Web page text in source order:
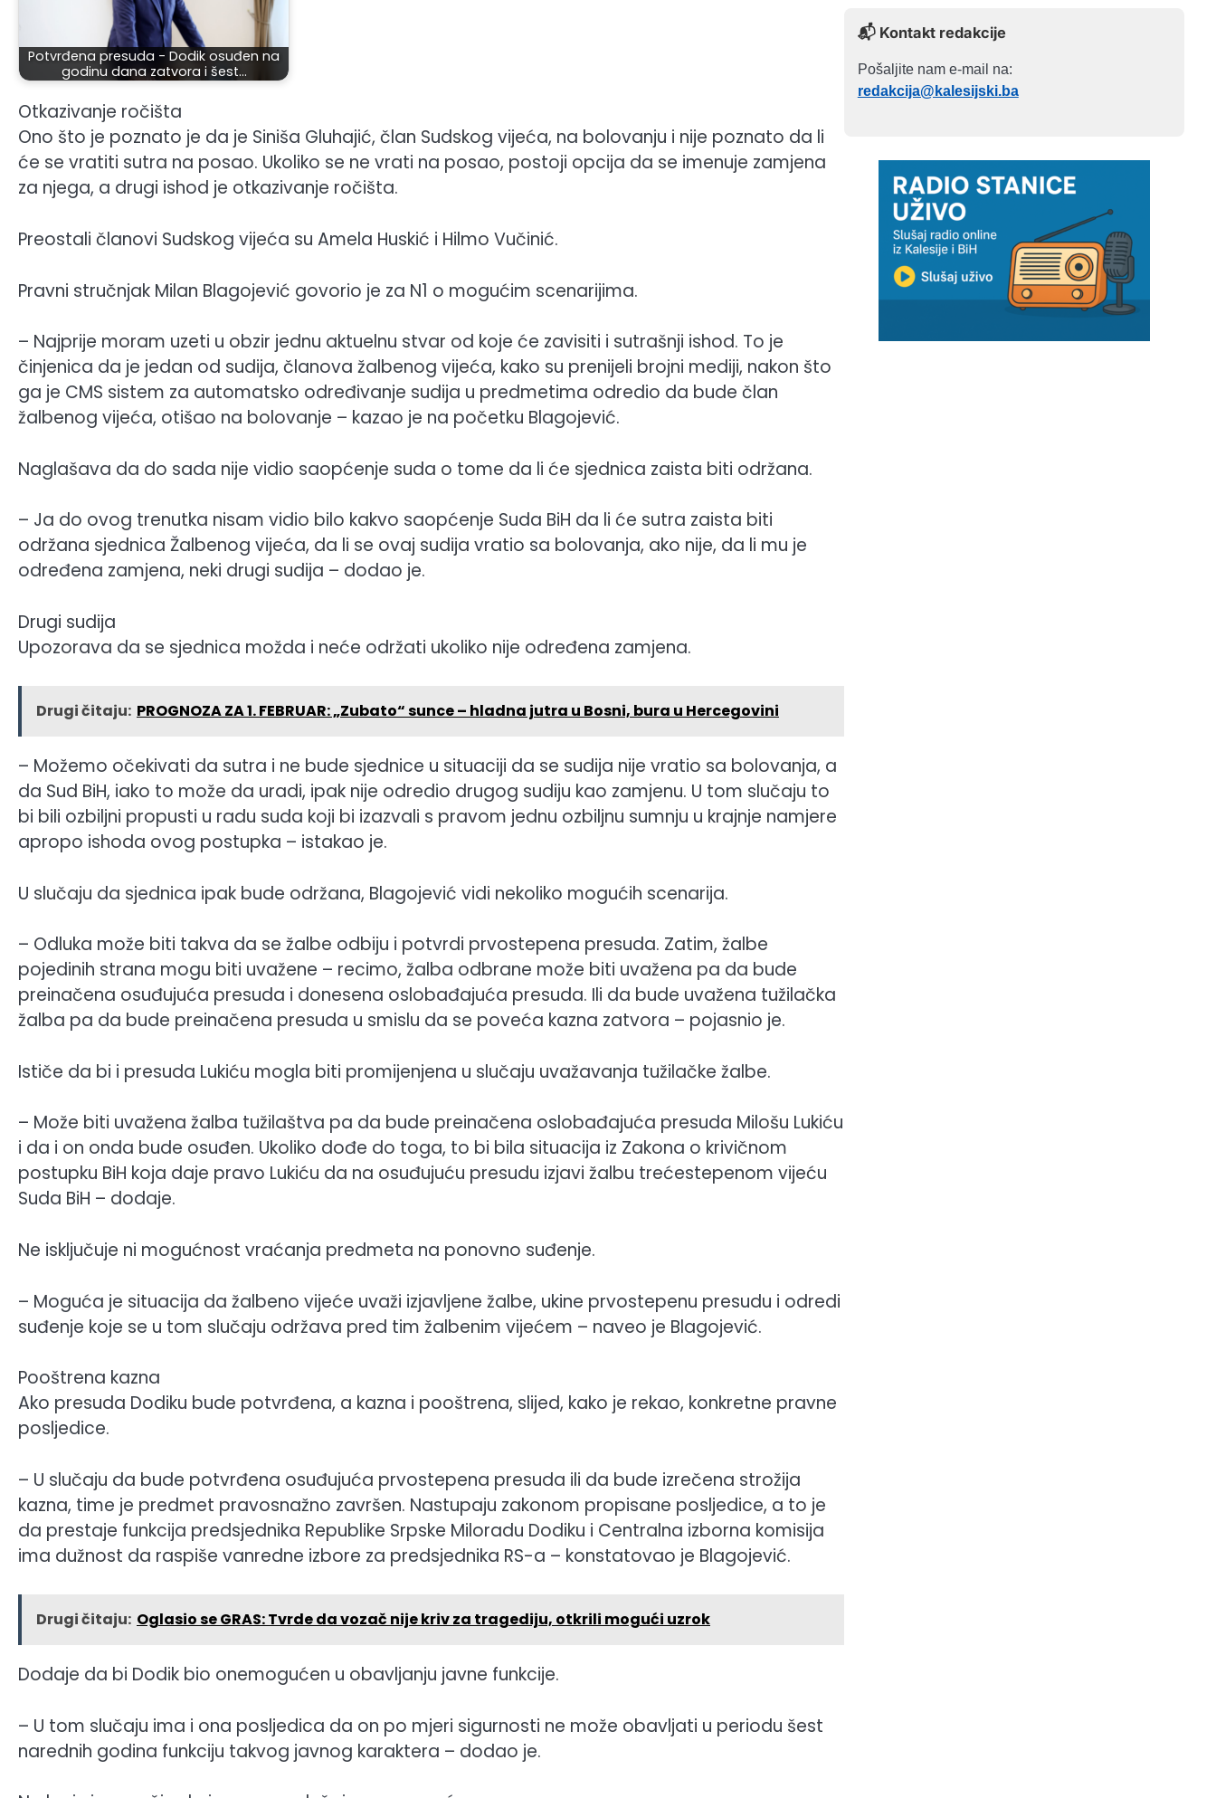
Potvrđena presuda - Dodik osuđen na
godinu dana zatvora i šest…
Otkazivanje ročišta
Ono što je poznato je da je Siniša Gluhajić, član Sudskog vijeća, na bolovanju i nije poznato da li
će se vratiti sutra na posao. Ukoliko se ne vrati na posao, postoji opcija da se imenuje zamjena
za njega, a drugi ishod je otkazivanje ročišta.
Preostali članovi Sudskog vijeća su Amela Huskić i Hilmo Vučinić.
Pravni stručnjak Milan Blagojević govorio je za N1 o mogućim scenarijima.
– Najprije moram uzeti u obzir jednu aktuelnu stvar od koje će zavisiti i sutrašnji ishod. To je
činjenica da je jedan od sudija, članova žalbenog vijeća, kako su prenijeli brojni mediji, nakon što
ga je CMS sistem za automatsko određivanje sudija u predmetima odredio da bude član
žalbenog vijeća, otišao na bolovanje – kazao je na početku Blagojević.
Naglašava da do sada nije vidio saopćenje suda o tome da li će sjednica zaista biti održana.
– Ja do ovog trenutka nisam vidio bilo kakvo saopćenje Suda BiH da li će sutra zaista biti
održana sjednica Žalbenog vijeća, da li se ovaj sudija vratio sa bolovanja, ako nije, da li mu je
određena zamjena, neki drugi sudija – dodao je.
Drugi sudija
Upozorava da se sjednica možda i neće održati ukoliko nije određena zamjena.
Drugi čitaju: PROGNOZA ZA 1. FEBRUAR: „Zubato“ sunce – hladna jutra u Bosni, bura u Hercegovini
– Možemo očekivati da sutra i ne bude sjednice u situaciji da se sudija nije vratio sa bolovanja, a
da Sud BiH, iako to može da uradi, ipak nije odredio drugog sudiju kao zamjenu. U tom slučaju to
bi bili ozbiljni propusti u radu suda koji bi izazvali s pravom jednu ozbiljnu sumnju u krajnje namjere
apropo ishoda ovog postupka – istakao je.
U slučaju da sjednica ipak bude održana, Blagojević vidi nekoliko mogućih scenarija.
– Odluka može biti takva da se žalbe odbiju i potvrdi prvostepena presuda. Zatim, žalbe
pojedinih strana mogu biti uvažene – recimo, žalba odbrane može biti uvažena pa da bude
preinačena osuđujuća presuda i donesena oslobađajuća presuda. Ili da bude uvažena tužilačka
žalba pa da bude preinačena presuda u smislu da se poveća kazna zatvora – pojasnio je.
Ističe da bi i presuda Lukiću mogla biti promijenjena u slučaju uvažavanja tužilačke žalbe.
– Može biti uvažena žalba tužilaštva pa da bude preinačena oslobađajuća presuda Milošu Lukiću
i da i on onda bude osuđen. Ukoliko dođe do toga, to bi bila situacija iz Zakona o krivičnom
postupku BiH koja daje pravo Lukiću da na osuđujuću presudu izjavi žalbu trećestepenom vijeću
Suda BiH – dodaje.
Ne isključuje ni mogućnost vraćanja predmeta na ponovno suđenje.
– Moguća je situacija da žalbeno vijeće uvaži izjavljene žalbe, ukine prvostepenu presudu i odredi
suđenje koje se u tom slučaju održava pred tim žalbenim vijećem – naveo je Blagojević.
Pooštrena kazna
Ako presuda Dodiku bude potvrđena, a kazna i pooštrena, slijed, kako je rekao, konkretne pravne
posljedice.
– U slučaju da bude potvrđena osuđujuća prvostepena presuda ili da bude izrečena strožija
kazna, time je predmet pravosnažno završen. Nastupaju zakonom propisane posljedice, a to je
da prestaje funkcija predsjednika Republike Srpske Miloradu Dodiku i Centralna izborna komisija
ima dužnost da raspiše vanredne izbore za predsjednika RS-a – konstatovao je Blagojević.
Drugi čitaju: Oglasio se GRAS: Tvrde da vozač nije kriv za tragediju, otkrili mogući uzrok
Dodaje da bi Dodik bio onemogućen u obavljanju javne funkcije.
– U tom slučaju ima i ona posljedica da on po mjeri sigurnosti ne može obavljati u periodu šest
narednih godina funkciju takvog javnog karaktera – dodao je.
📬 Kontakt redakcije
Pošaljite nam e-mail na:
redakcija@kalesijski.ba